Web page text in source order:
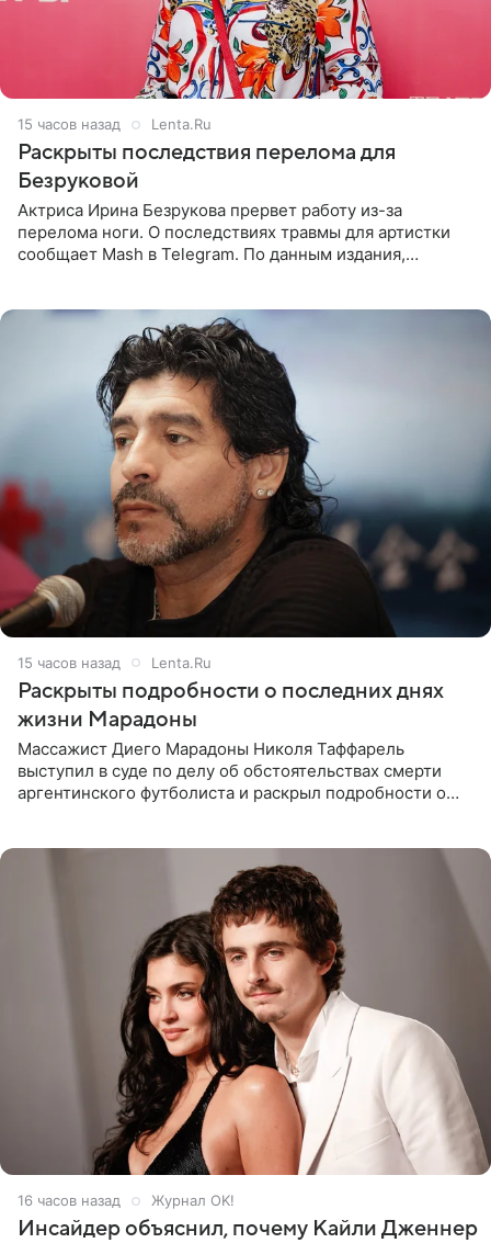
15 часов назад Lenta.Ru
Раскрыты последствия перелома для
Безруковой
Актриса Ирина Безрукова прервет работу из-за
перелома ноги. О последствиях травмы для артистки
сообщает Mash в Telegram. По данным издания,
15 часов назад Lenta.Ru
Раскрыты подробности о последних днях
жизни Марадоны
Массажист Диего Марадоны Николя Таффарель
выступил в суде по делу об обстоятельствах смерти
аргентинского футболиста и раскрыл подробности о
16 часов назад Журнал OK!
Инсайдер объяснил, почему Кайли Дженнер